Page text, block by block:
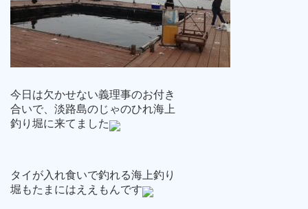
今日は欠かせない義理事のお付き
合いで、淡路島のじゃのひれ海上
釣り堀に来てました
タイが入れ食いで釣れる海上釣り
堀もたまにはええもんです